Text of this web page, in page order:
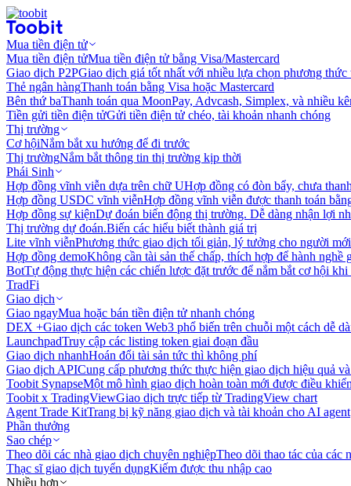
Mua tiền điện tử
Mua tiền điện tửMua tiền điện tử bằng Visa/Mastercard
Giao dịch P2PGiao dịch giá tốt nhất với nhiều lựa chọn phương thức
Thẻ ngân hàngThanh toán bằng Visa hoặc Mastercard
Bên thứ baThanh toán qua MoonPay, Advcash, Simplex, và nhiều
Tiền gửi tiền điện tửGửi tiền điện tử chéo, tài khoản nhanh chóng
Thị trường
Cơ hộiNắm bắt xu hướng để đi trước
Thị trườngNắm bắt thông tin thị trường kịp thời
Phái Sinh
Hợp đồng vĩnh viễn dựa trên chữ UHợp đồng có đòn bẩy, chưa
Hợp đồng USDC vĩnh viễnHợp đồng vĩnh viễn được thanh toán
Hợp đồng sự kiệnDự đoán biến động thị trường. Dễ dàng nhận lợi
Thị trường dự đoán.Biến các hiểu biết thành giá trị
Lite vĩnh viễnPhương thức giao dịch tối giản, lý tưởng cho người
Hợp đồng demoKhông cần tài sản thế chấp, thích hợp để hành nghề
BotTự động thực hiện các chiến lược đặt trước để nắm bắt cơ hội
TradFi
Giao dịch
Giao ngayMua hoặc bán tiền điện tử nhanh chóng
DEX +Giao dịch các token Web3 phổ biến trên chuỗi một cách dễ
LaunchpadTruy cập các listing token giai đoạn đầu
Giao dịch nhanhHoán đổi tài sản tức thì không phí
Giao dịch APICung cấp phương thức thực hiện giao dịch hiệu quả
Toobit SynapseMột mô hình giao dịch hoàn toàn mới được điều
Toobit x TradingViewGiao dịch trực tiếp từ TradingView chart
Agent Trade KitTrang bị kỹ năng giao dịch và tài khoản cho AI agent
Phần thưởng
Sao chép
Theo dõi các nhà giao dịch chuyên nghiệpTheo dõi thao tác của các
Thạc sĩ giao dịch tuyển dụngKiếm được thu nhập cao
Nhiều hơn